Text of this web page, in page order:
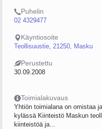
Puhelin
02 4329477
Käyntiosoite
Teollisuustie, 21250, Masku
Perustettu
30.09.2008
Toimialakuvaus
Yhtiön toimialana on omistaa
kylässä Kiinteistö Maskun
kiinteistöä ja...